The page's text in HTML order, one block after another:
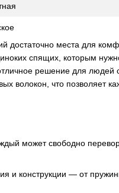
достаточно места для
спящих, которым
решение для
волокон, что позволяет
может свободно
и конструкции — от